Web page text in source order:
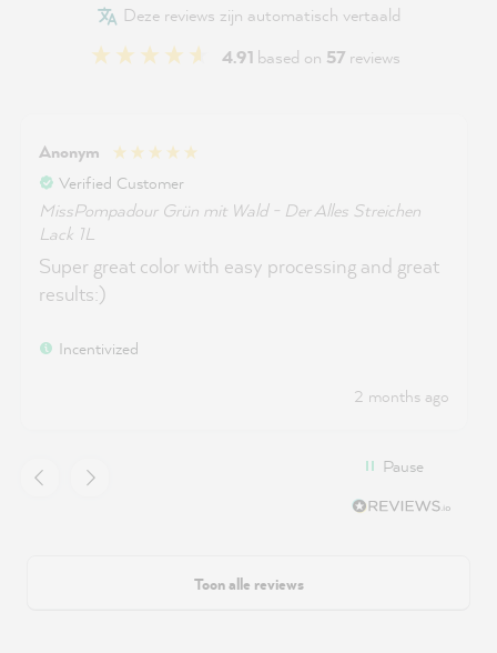
Deze reviews zijn automatisch vertaald
4.91 based on 57 reviews
Anonym
Verified Customer
MissPompadour Grün mit Wald - Der Alles Streichen
Lack 1L
Super great color with easy processing and great
results:)
Incentivized
2 months ago
Pause
Toon alle reviews